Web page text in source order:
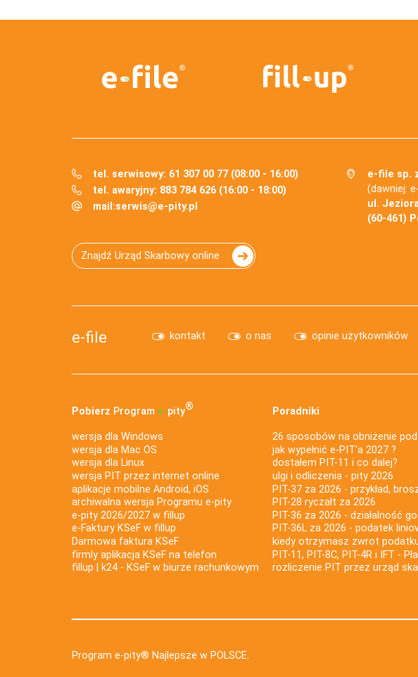
tel. serwisowy: 61 307 00 77 (08:00 - 16:00)
tel. awaryjny: 883 784 626 (16:00 - 18:00)
mail:serwis@e-pity.pl
e-file sp.
(dawniej:
ul.
(60-461)
Znajdź Urząd Skarbowy online
e-file kontakt o nas opinie użytkowników
Pobierz Program e‑pity®
wersja dla Windows
wersja dla Mac OS
wersja dla Linux
wersja PIT przez internet online
aplikacje mobilne Android, iOS
archiwalna wersja Programu e-pity
e-pity 2026/2027 w fillup
e‑Faktury KSeF w fillup
Darmowa faktura KSeF
firmly aplikacja KSeF na telefon
fillup | k24 - KSeF w biurze rachunkowym
Poradniki
26 sposobów na obniżenie
jak wypełnić e-PIT'a 2027 ?
dostałem PIT-11 i co dalej?
ulgi i odliczenia - pity 2026
PIT-37 za 2026 - przykład,
PIT-28 ryczałt za 2026
PIT-36 za 2026 - działalność
PIT-36L za 2026 - podatek
kiedy otrzymasz zwrot
PIT-11, PIT-8C, PIT-4R i IFT -
rozliczenie PIT przez urząd
Program e-pity® Najlepsze w POLSCE.